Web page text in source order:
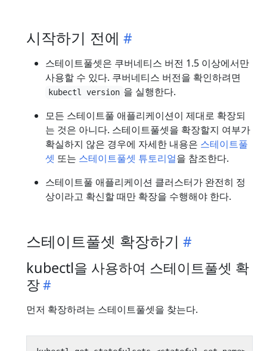
시작하기 전에
스테이트풀셋은 쿠버네티스 버전 1.5 이상에서만
사용할 수 있다. 쿠버네티스 버전을 확인하려면
kubectl version 을 실행한다.
모든 스테이트풀 애플리케이션이 제대로 확장되
는 것은 아니다. 스테이트풀셋을 확장할지 여부가
확실하지 않은 경우에 자세한 내용은 스테이트풀
셋 또는 스테이트풀셋 튜토리얼을 참조한다.
스테이트풀 애플리케이션 클러스터가 완전히 정
상이라고 확신할 때만 확장을 수행해야 한다.
스테이트풀셋 확장하기
kubectl을 사용하여 스테이트풀셋 확
장
먼저 확장하려는 스테이트풀셋을 찾는다.